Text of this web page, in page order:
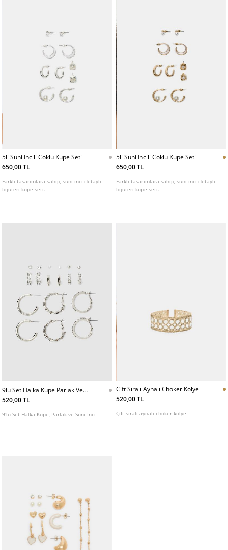
5li Suni Incili Coklu Kupe Seti
650,00 TL
Farklı tasarımlara sahip, suni inci detaylı
bijuteri küpe seti.
5li Suni Incili Coklu Kupe Seti
650,00 TL
Farklı tasarımlara sahip, suni inci detaylı
bijuteri küpe seti.
9lu Set Halka Kupe Parlak Ve
Suni Inci
520,00 TL
9'lu Set Halka Küpe, Parlak ve Suni İnci
Cift Sıralı Aynalı Choker Kolye
520,00 TL
Çift sıralı aynalı choker kolye